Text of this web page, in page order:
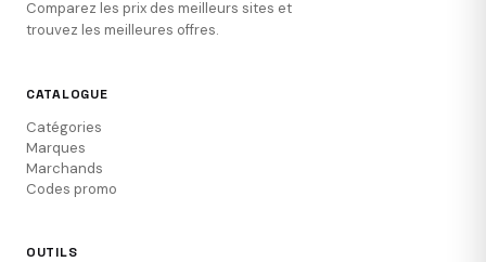
Comparez les prix des meilleurs sites et
trouvez les meilleures offres.
CATALOGUE
Catégories
Marques
Marchands
Codes promo
OUTILS